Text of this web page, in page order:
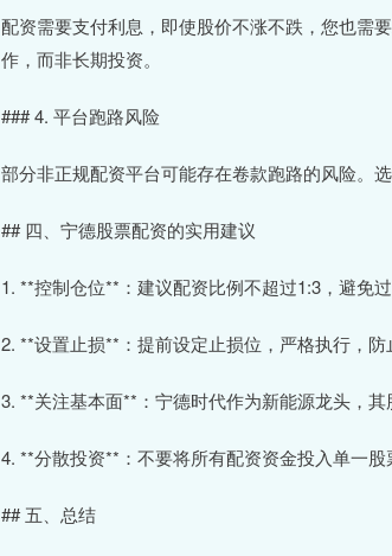
配资需要支付利息，即使股价不涨不跌，您也需
作，而非长期投资。
### 4. 平台跑路风险
部分非正规配资平台可能存在卷款跑路的风险。
## 四、宁德股票配资的实用建议
1. **控制仓位**：建议配资比例不超过1:3，避免过
2. **设置止损**：提前设定止损位，严格执行，防
3. **关注基本面**：宁德时代作为新能源龙头，
4. **分散投资**：不要将所有配资资金投入单一股
## 五、总结